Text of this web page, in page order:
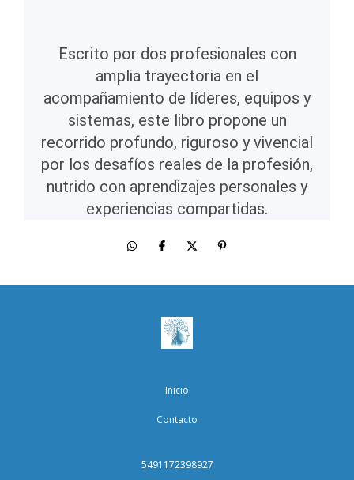
Escrito por dos profesionales con
amplia trayectoria en el
acompañamiento de líderes, equipos y
sistemas, este libro propone un
recorrido profundo, riguroso y vivencial
por los desafíos reales de la profesión,
nutrido con aprendizajes personales y
experiencias compartidas.
Inicio
Contacto
5491172398927